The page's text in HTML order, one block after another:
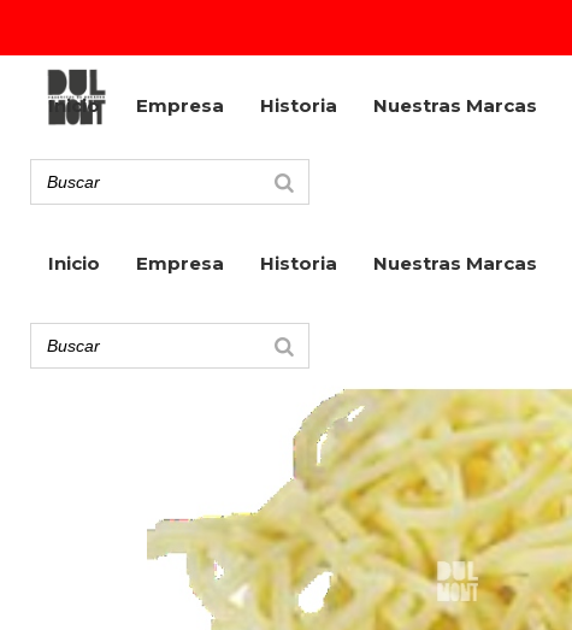
Inicio Empresa Historia Nuestras Marcas
Inicio Empresa Historia Nuestras Marcas